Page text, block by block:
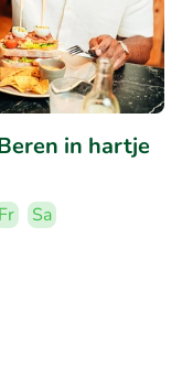
in hartje
Fr
Sa